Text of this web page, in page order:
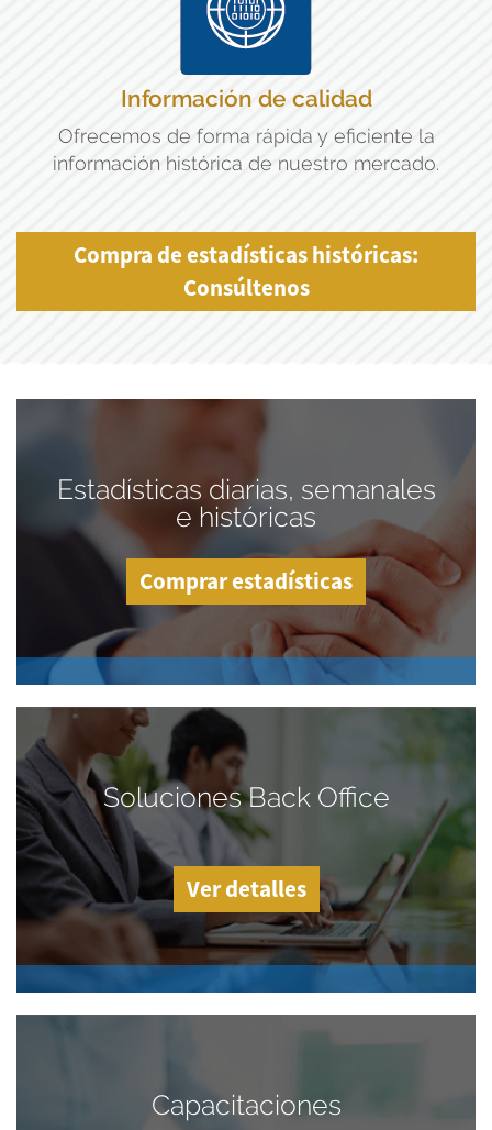
Información de calidad
Ofrecemos de forma rápida y eficiente la
información histórica de nuestro mercado.
Compra de estadísticas históricas:
Consúltenos
Estadísticas diarias, semanales
e históricas
Comprar estadísticas
Soluciones Back Office
Ver detalles
Capacitaciones